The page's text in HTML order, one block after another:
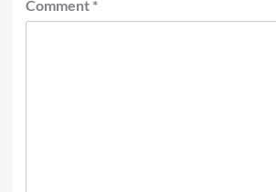
Comment *